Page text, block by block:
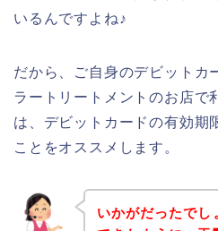
いるんですよね♪
だから、ご自身のデビットカ
ラートリートメントのお店で
は、デビットカードの有効期
ことをオススメします。
いかがだったでし